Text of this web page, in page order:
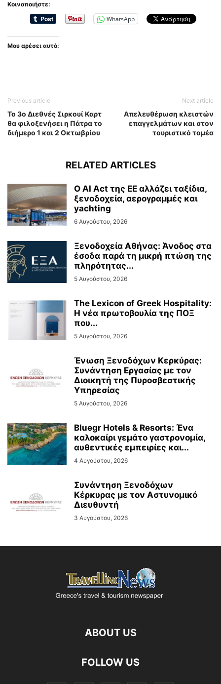
Κοινοποιήστε:
WhatsApp
Μου αρέσει αυτό:
Previous article
Το 3ο Διεθνές Σιρκουί Καρτ
θα φιλοξενήσει η Πάτρα το
διήμερο 1 και 2 Οκτωβρίου
Next article
Aπελευθέρωση κλειστών
επαγγελμάτων και στον
τουριστικό τομέα
RELATED ARTICLES
Ο AI Act της ΕΕ αλλάζει ταξίδια,
ξενοδοχεία, αερογραμμές και
yachting
6 Αυγούστου, 2026
Ξενοδοχεία Αθήνας: Άνοδος στα
έσοδα παρά τη μικρή πτώση της
πληρότητας...
5 Αυγούστου, 2026
The Lexicon of Greek Hospitality:
Η νέα πρωτοβουλία της ΠΟΞ
που...
5 Αυγούστου, 2026
Ένωση Ξενοδόχων Κερκύρας:
Συνάντηση Εργασίας με τον
Διοικητή της Πυροσβεστικής
Υπηρεσίας
5 Αυγούστου, 2026
Bluegr Hotels & Resorts: Ένα
καλοκαίρι γεμάτο γαστρονομία,
αυθεντικές εμπειρίες και...
4 Αυγούστου, 2026
Συνάντηση Ξενοδόχων
Κέρκυρας με τον Αστυνομικό
Διευθυντή
3 Αυγούστου, 2026
ABOUT US
FOLLOW US